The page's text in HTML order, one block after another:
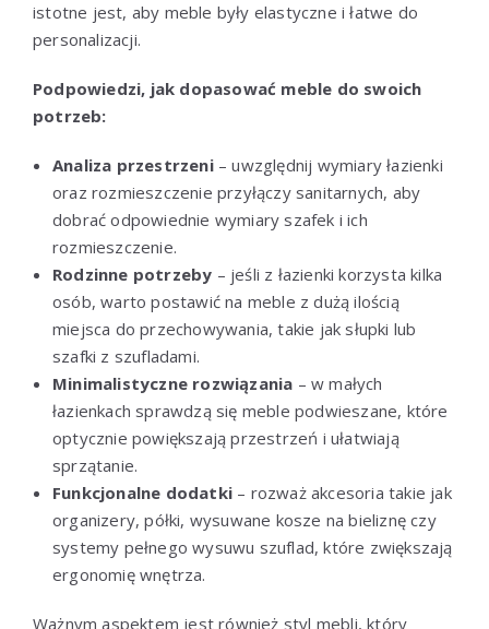
istotne jest, aby meble były elastyczne i łatwe do
personalizacji.
Podpowiedzi, jak dopasować meble do swoich
potrzeb:
Analiza przestrzeni– uwzględnij wymiary łazienki
oraz rozmieszczenie przyłączy sanitarnych, aby
dobrać odpowiednie wymiary szafek i ich
rozmieszczenie.
Rodzinne potrzeby – jeśli z łazienki korzysta kilka
osób, warto postawić na meble z dużą ilością
miejsca do przechowywania, takie jak słupki lub
szafki z szufladami.
Minimalistyczne rozwiązania – w małych
łazienkach sprawdzą się meble podwieszane, które
optycznie powiększają przestrzeń i ułatwiają
sprzątanie.
Funkcjonalne dodatki – rozważ akcesoria takie jak
organizery, półki, wysuwane kosze na bieliznę czy
systemy pełnego wysuwu szuflad, które zwiększają
ergonomię wnętrza.
Ważnym aspektem jest również styl mebli, który